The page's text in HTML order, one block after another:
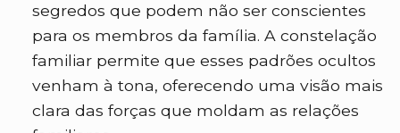
segredos que podem não ser conscientes
para os membros da família. A constelação
familiar permite que esses padrões ocultos
venham à tona, oferecendo uma visão mais
clara das forças que moldam as relações